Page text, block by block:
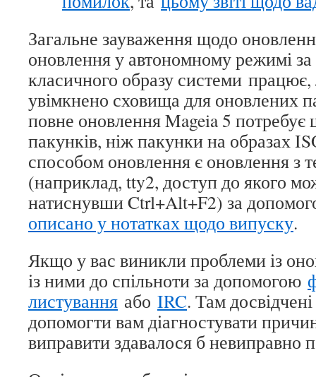
Загальне зауваження щодо
оновлення у автономному режимі
класичного образу системи
увімкнено сховища для оновлених
повне оновлення Mageia 5
пакунків, ніж пакунки на образах
способом оновлення є оновлення з
(наприклад, tty2, доступ до якого
натиснувши Ctrl+Alt+F2) за
описано у нотатках щодо випуску.
Якщо у вас виникли проблеми із
із ними до спільноти за допомогою
листування або IRC. Там
допомогти вам діагностувати
виправити здавалося б невиправно